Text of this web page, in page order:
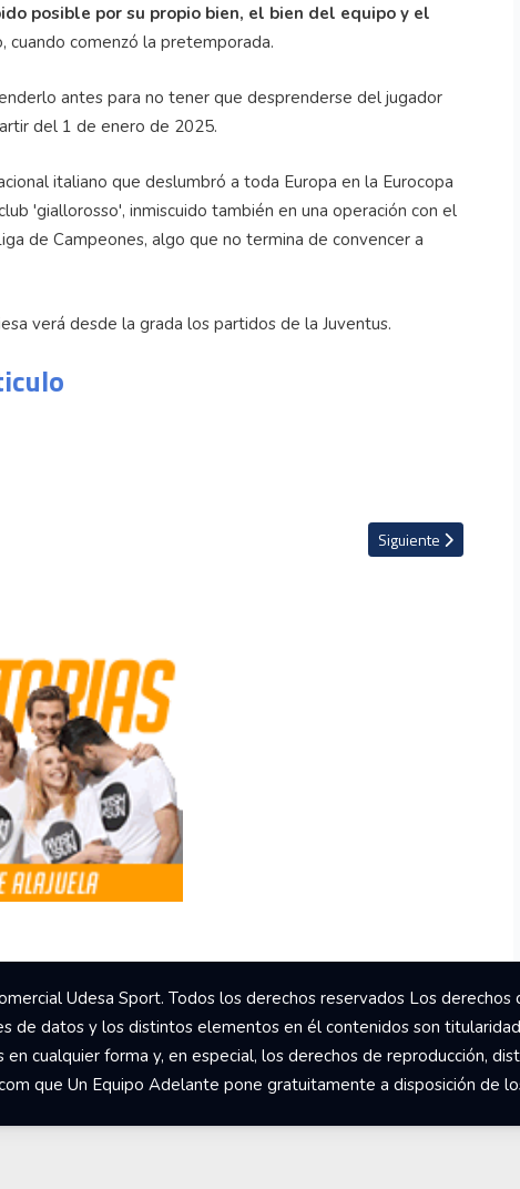
posible por su propio bien, el bien del equipo y el
comenzó la pretemporada.
antes para no tener que desprenderse del jugador
del 1 de enero de 2025.
italiano que deslumbró a toda Europa en la Eurocopa
'giallorosso', inmiscuido también en una operación con el
de Campeones, algo que no termina de convencer a
verá desde la grada los partidos de la Juventus.
al club que lo formó Artículo siguiente:
Siguiente
Udesa Sport. Todos los derechos reservados Los
de datos y los distintos elementos en él contenidos son
cualquier forma y, en especial, los derechos de reproducción,
que Un Equipo Adelante pone gratuitamente a disposición de